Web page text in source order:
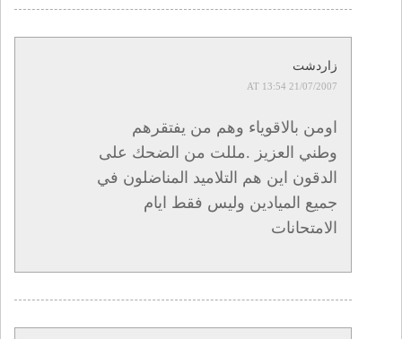
زاردشت
21/07/2007 AT 13:54
اومن بالاقوياء وهم من يفتقرهم
وطني العزيز .مللت من الضحك على
الدقون اين هم التلاميد المناضلون في
جميع الميادين وليس فقط ايام
الامتحانات